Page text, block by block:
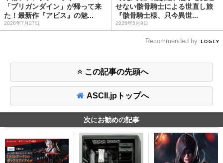
「ブリガンダイン」が帰って来
た！最新作『アビス』の魅...
2026年7月27日
せない骸骨騎士による世直し旅
『骸骨騎士様、只今異世...
2026年5月9日
Recommended by
この記事の先頭へ
ASCII.jpトップへ
次にお勧めの記事